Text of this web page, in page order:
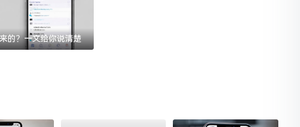
的？一文给你说清楚